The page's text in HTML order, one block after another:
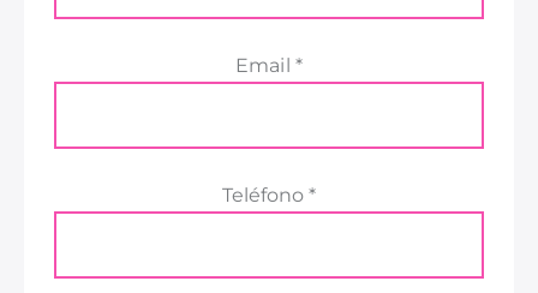
Email *
Teléfono *